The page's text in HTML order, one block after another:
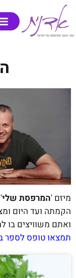
מיזם 'המרפסת שלי
הקמתה ועד היום
ואתם משוויצים
תמצאו טופס לספר